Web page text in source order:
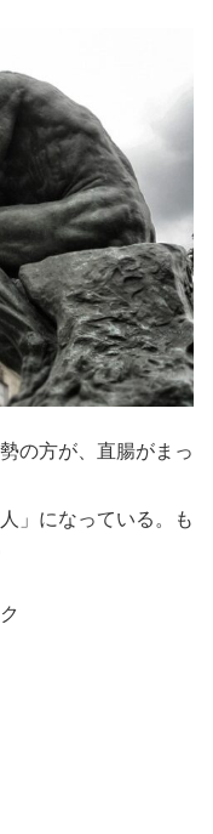
の方が、直腸がまっ
」になっている。も